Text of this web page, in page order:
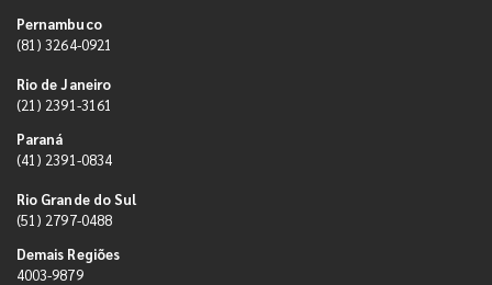
Pernambuco
(81) 3264-0921
Rio de Janeiro
(21) 2391-3161
Paraná
(41) 2391-0834
Rio Grande do Sul
(51) 2797-0488
Demais Regiões
4003-9879